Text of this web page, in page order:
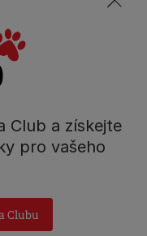
Club a získejte
pro vašeho
Clubu
mazlíčky
31,